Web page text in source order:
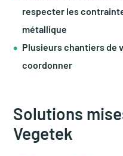
respecter les
métallique
Plusieurs chantiers de
coordonner
Solutions
Vegetek